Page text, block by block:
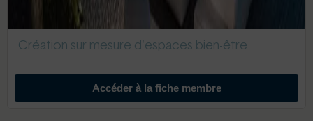
Création sur mesure d'espaces bien-être
Accéder à la fiche membre